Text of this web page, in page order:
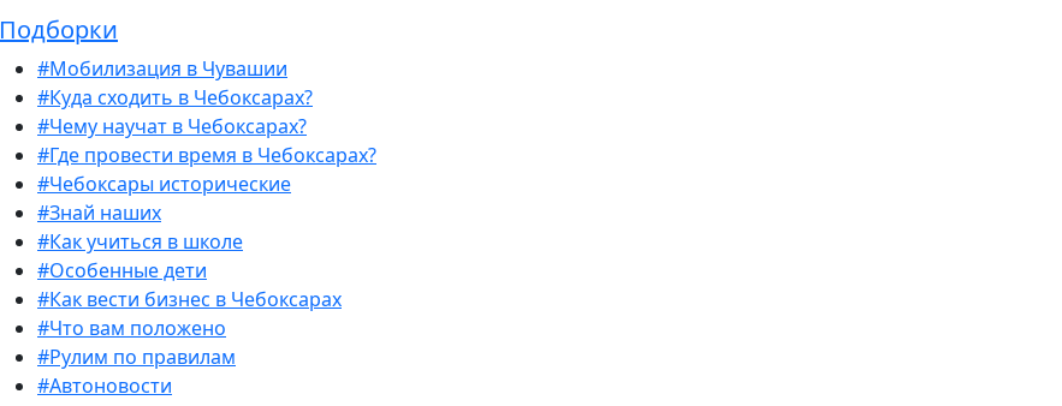
Подборки
#Мобилизация в Чувашии
#Куда сходить в Чебоксарах?
#Чему научат в Чебоксарах?
#Где провести время в Чебоксарах?
#Чебоксары исторические
#Знай наших
#Как учиться в школе
#Особенные дети
#Как вести бизнес в Чебоксарах
#Что вам положено
#Рулим по правилам
#Автоновости